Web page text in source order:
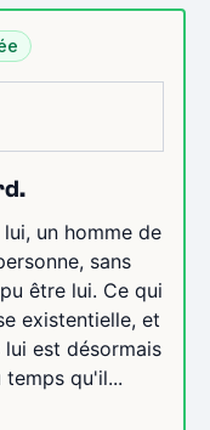
un homme de
sans
être lui. Ce qui
existentielle, et
est désormais
qu'il...